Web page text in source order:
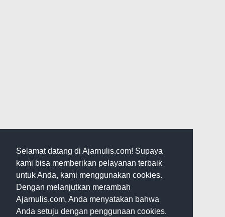
Selamat datang di Ajarnulis.com! Supaya
kami bisa memberikan pelayanan terbaik
untuk Anda, kami menggunakan cookies.
Dengan melanjutkan merambah
Ajarnulis.com, Anda menyatakan bahwa
Anda setuju dengan penggunaan cookies.